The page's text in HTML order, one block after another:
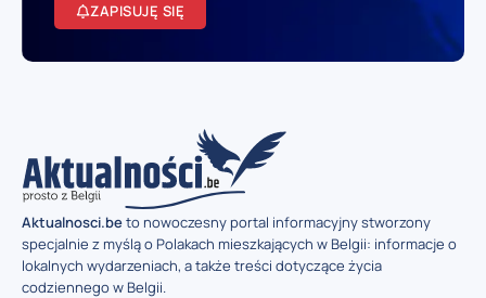
ZAPISUJĘ SIĘ
Aktualnosci.beto nowoczesny portal informacyjny stworzony
specjalnie z myślą o Polakach mieszkających w Belgii: informacje o
lokalnych wydarzeniach, a także treści dotyczące życia
codziennego w Belgii.